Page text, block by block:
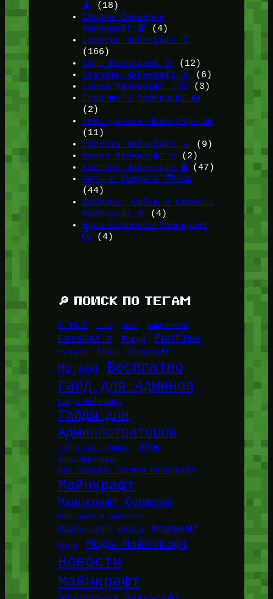
🧳
(18)
Сборки Серверов
Майнкрафт 🎁 (4)
Сервера Майнкрафт 🛜
(166)
Сиды Майнкрафт 🌱
(12)
Скачать Майнкрафт 🔽
(6)
Скины Майнкрафт 🤹🏻
(3)
Скриншоты Майнкрафт 📸
(2)
Текстурпаки Майнкрафт 🖼️
(11)
Утилиты Майнкрафт ✂️ (9)
Фишки Майнкрафт ⭐(2)
Хостинг Майнкрафт 🖥️ (47)
Читы и Конфиги 🧑🏻‍💻
(44)
Шаблоны, Сайты и Скрипты
Майнкрафт ⚙️ (4)
Ядра Серверов Майнкрафт
🚰(4)
🔎 ПОИСК ПО ТЕГАМ
1.16.5 1.21 2026 BungeeHost
FateRealm Forge FunTime
HyTale Java Minecraft
Mojang Бесплатно
Гайд для Админов
Гайды Майнкрафт
Гайды для
Администраторов
Гайды для админов Игры
Игры Майнкрафт
Как создать сервер Майнкрафт
Майнкрафт
Майнкрафт Сервера
Майнкрафт в браузере
Майнкрафт моды Моджанг
Моды Моды Майнкрафт
Новости
Майнкрафт